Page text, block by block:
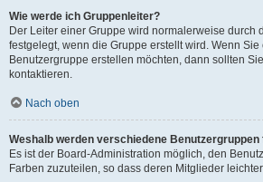
Wie werde ich Gruppenleiter?
Der Leiter einer Gruppe wird normalerweise durch
festgelegt, wenn die Gruppe erstellt wird. Wenn Sie
Benutzergruppe erstellen möchten, dann sollten
kontaktieren.
Nach oben
Weshalb werden verschiedene
Es ist der Board-Administration möglich, den
Farben zuzuteilen, so dass deren Mitglieder